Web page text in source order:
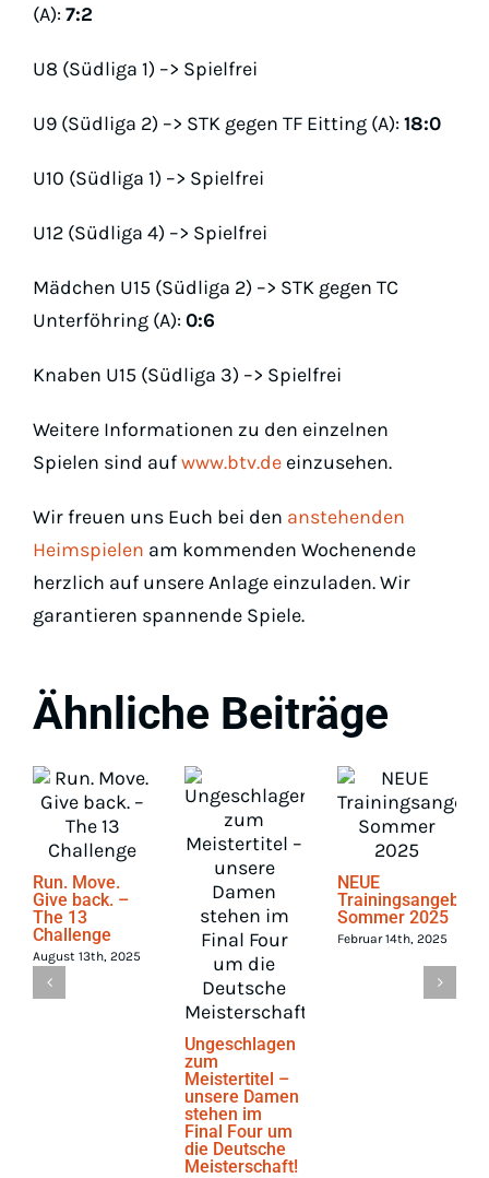
(A): 7:2
U8 (Südliga 1) –> Spielfrei
U9 (Südliga 2) –> STK gegen TF Eitting (A): 18:0
U10 (Südliga 1) –> Spielfrei
U12 (Südliga 4) –> Spielfrei
Mädchen U15 (Südliga 2) –> STK gegen TC
Unterföhring (A): 0:6
Knaben U15 (Südliga 3) –> Spielfrei
Weitere Informationen zu den einzelnen
Spielen sind aufwww.btv.de einzusehen.
Wir freuen uns Euch bei den anstehenden
Heimspielen am kommenden Wochenende
herzlich auf unsere Anlage einzuladen. Wir
garantieren spannende Spiele.
Ähnliche Beiträge
Run. Move.
Give back. –
The 13
Challenge
August 13th, 2025
Ungeschlagen
zum
Meistertitel –
unsere Damen
stehen im
Final Four um
die Deutsche
Meisterschaft!
NEUE
Trainingsangebote
Sommer 2025
Februar 14th, 2025